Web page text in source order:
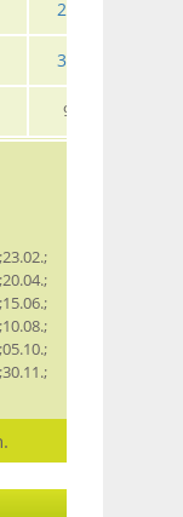
2935
3915
979